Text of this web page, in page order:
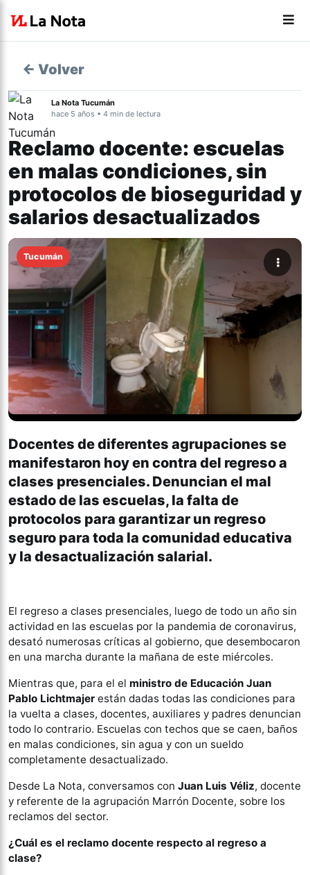
← Volver
La Nota Tucumán
hace 5 años • 4 min de lectura
Reclamo docente: escuelas
en malas condiciones, sin
protocolos de bioseguridad y
salarios desactualizados
Tucumán
Docentes de diferentes agrupaciones se
manifestaron hoy en contra del regreso a
clases presenciales. Denuncian el mal
estado de las escuelas, la falta de
protocolos para garantizar un regreso
seguro para toda la comunidad educativa
y la desactualización salarial.
El regreso a clases presenciales, luego de todo un año sin
actividad en las escuelas por la pandemia de coronavirus,
desató numerosas críticas al gobierno, que desembocaron
en una marcha durante la mañana de este miércoles.
Mientras que, para el el ministro de Educación Juan
Pablo Lichtmajer están dadas todas las condiciones para
la vuelta a clases, docentes, auxiliares y padres denuncian
todo lo contrario. Escuelas con techos que se caen, baños
en malas condiciones, sin agua y con un sueldo
completamente desactualizado.
Desde La Nota, conversamos con Juan Luis Véliz, docente
y referente de la agrupación Marrón Docente, sobre los
reclamos del sector.
¿Cuál es el reclamo docente respecto al regreso a
clase?